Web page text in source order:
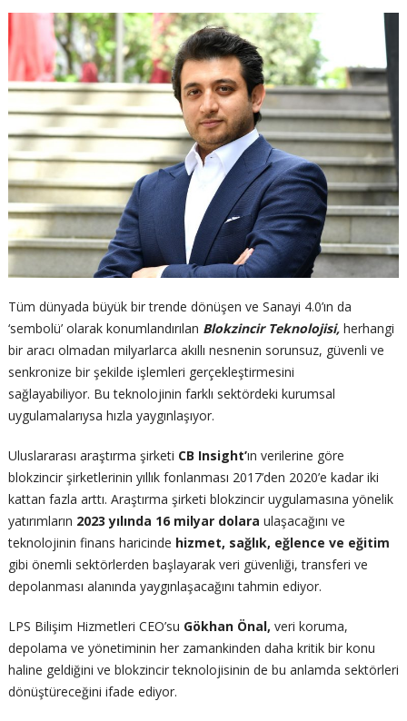
Tüm dünyada büyük bir trende dönüşen ve Sanayi 4.0’ın da
‘sembolü’ olarak konumlandırılan Blokzincir Teknolojisi,herhangi
bir aracı olmadan milyarlarca akıllı nesnenin sorunsuz, güvenli ve
senkronize bir şekilde işlemleri gerçekleştirmesini
sağlayabiliyor. Bu teknolojinin farklı sektördeki kurumsal
uygulamalarıysa hızla yaygınlaşıyor.
Uluslararası araştırma şirketi CB Insight’ın verilerine göre
blokzincir şirketlerinin yıllık fonlanması 2017’den 2020’e kadar iki
kattan fazla arttı. Araştırma şirketi blokzincir uygulamasına yönelik
yatırımların 2023 yılında 16 milyar dolara ulaşacağını ve
teknolojinin finans haricinde hizmet, sağlık, eğlence ve eğitim
gibi önemli sektörlerden başlayarak veri güvenliği, transferi ve
depolanması alanında yaygınlaşacağını tahmin ediyor.
LPS Bilişim Hizmetleri CEO’su Gökhan Önal, veri koruma,
depolama ve yönetiminin her zamankinden daha kritik bir konu
haline geldiğini ve blokzincir teknolojisinin de bu anlamda sektörleri
dönüştüreceğini ifade ediyor.